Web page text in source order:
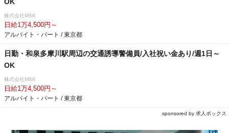
株式会社MSK
日給1万4,500円～
アルバイト・パート / 東京都
日勤・和泉多摩川駅周辺の交通誘導警備員/入社祝い金あり/週1日～
OK
株式会社MSK
日給1万4,500円～
アルバイト・パート / 東京都
sponsored by 求人ボックス